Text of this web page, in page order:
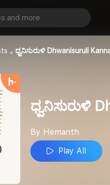
ಧ್ವನಿಸುರುಳಿ Dhwanisuruli Kannada
ಧ್ವನಿಸುರುಳಿ Dhwanisuruli
ಧ್ವನಿಸುರುಳಿ
By Hemanth
Play All